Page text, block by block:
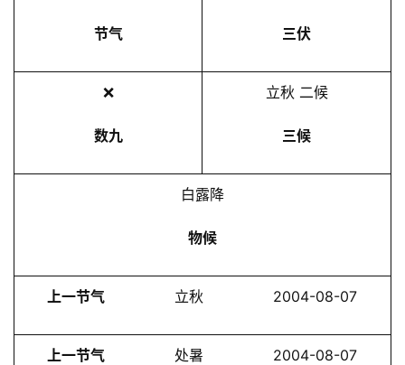
节气 三伏
❌
数九
立秋 二候
三候
白露降
物候
上一节气 立秋 2004-08-07
上一节气 处暑 2004-08-07